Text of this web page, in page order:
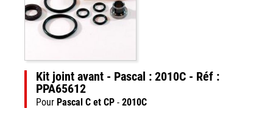
Kit joint avant - Pascal : 2010C - Réf :
PPA65612
Pour Pascal C et CP - 2010C